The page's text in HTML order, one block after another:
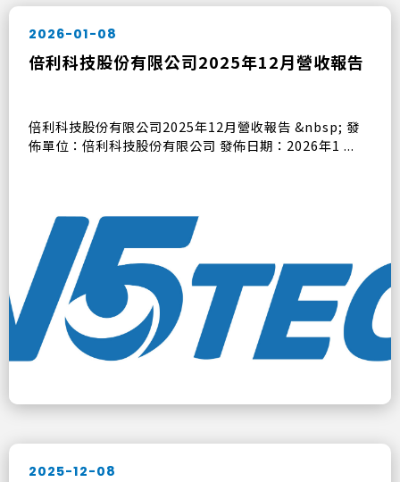
2026-01-08
倍利科技股份有限公司2025年12月營收報告
倍利科技股份有限公司2025年12月營收報告 &nbsp; 發
佈單位：倍利科技股份有限公司 發佈日期：2026年1 ...
2025-12-08